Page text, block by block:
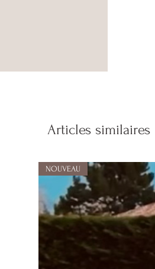
Articles similaires
NOUVEAU